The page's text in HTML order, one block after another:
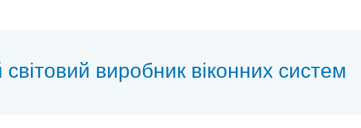
світовий виробник віконних систем